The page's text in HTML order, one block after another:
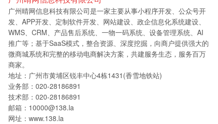
广州晴网信息科技有限公司是一家主要从事小程序开发、公众号开
发、APP开发、定制软件开发、网站建设、政企信息化系统建设、
WMS、CRM、产品售后系统、一物一码系统、设备管理系统、AI
推广等；基于SaaS模式，整合资源、深度挖掘，向商户提供强大的
微商城系统和完整的移动电商解决方案，共建服务生态，服务百万
商家。
地址：广州市黄埔区锐丰中心4栋1431(香雪地铁站)
业务部：020-28186891
技术部：020-28186891
邮箱：10000@138.la
网址：www.138.la